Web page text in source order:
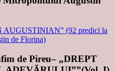
de Pireu– „DREPT